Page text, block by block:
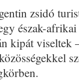
zsidó
észak-
kipát viseltek